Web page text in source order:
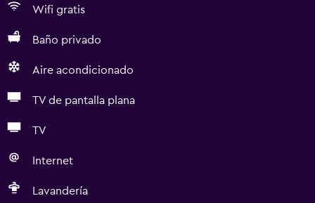
Wifi gratis
Baño privado
Aire acondicionado
TV de pantalla plana
TV
Internet
Lavandería